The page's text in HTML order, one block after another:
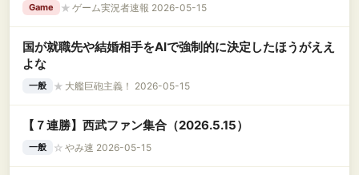
Game ★ ゲーム実況者速報 2026-05-15
国が就職先や結婚相手をAIで強制的に決定したほうがええ
よな
一般 ★ 大艦巨砲主義！ 2026-05-15
【７連勝】西武ファン集合（2026.5.15）
一般 ☆ やみ速 2026-05-15